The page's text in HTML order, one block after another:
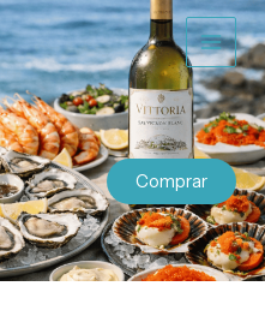
Comprar